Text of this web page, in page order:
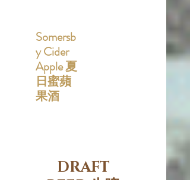
Somersb
y Cider
Apple 夏
日蜜蘋
果酒
DRAFT